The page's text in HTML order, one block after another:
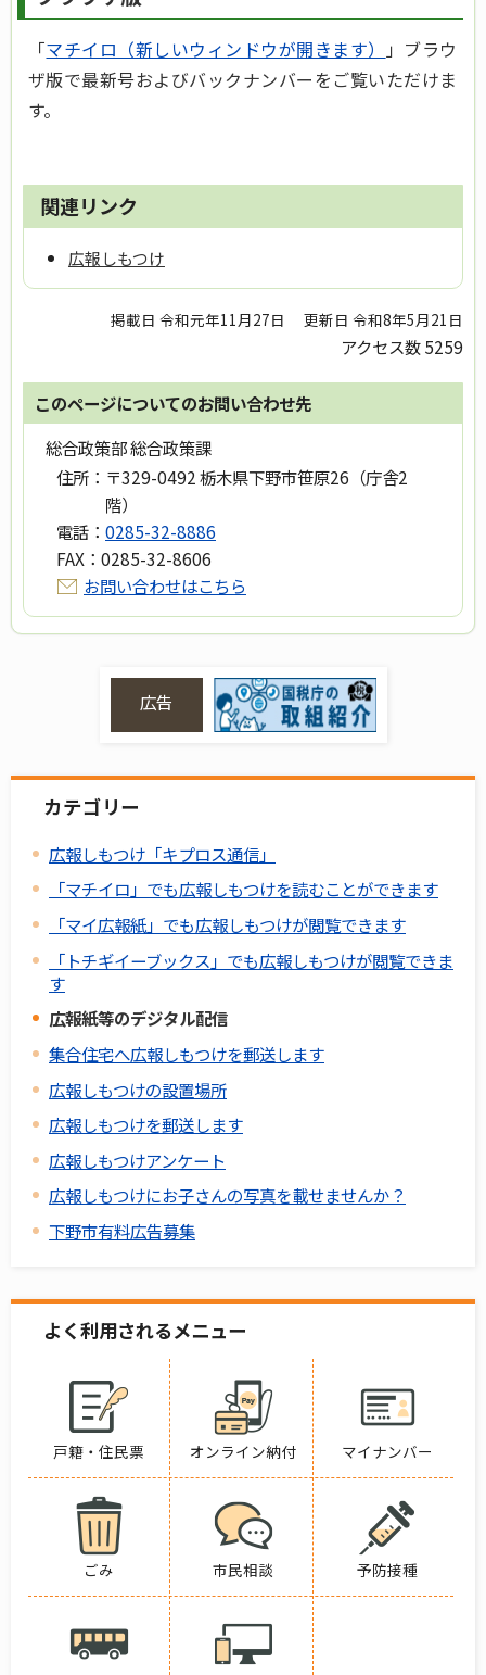
「マチイロ（新しいウィンドウが開きます）
」ブラウ
ザ版で最新号およびバックナンバーをご覧いただけま
す。
関連リンク
広報しもつけ
掲載日 令和元年11月27日 更新日 令和8年5月21日
アクセス数5259
このページについてのお問い合わせ先
総合政策部 総合政策課
住所： 〒329-0492 栃木県下野市笹原26（庁舎2
階）
電話： 0285-32-8886
FAX： 0285-32-8606
お問い合わせはこちら
広告
カテゴリー
広報しもつけ「キプロス通信」
「マチイロ」でも広報しもつけを読むことができます
「マイ広報紙」でも広報しもつけが閲覧できます
「トチギイーブックス」でも広報しもつけが閲覧できま
す
広報紙等のデジタル配信
集合住宅へ広報しもつけを郵送します
広報しもつけの設置場所
広報しもつけを郵送します
広報しもつけアンケート
広報しもつけにお子さんの写真を載せませんか？
下野市有料広告募集
よく利用されるメニュー
戸籍・住民票 オンライン納付 マイナンバー
ごみ 市民相談 予防接種